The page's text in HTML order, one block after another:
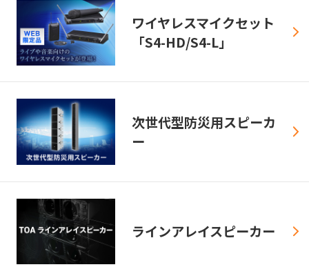
ワイヤレスマイクセット
「S4-HD/S4-L」
次世代型防災用スピーカ
ー
ラインアレイスピーカー